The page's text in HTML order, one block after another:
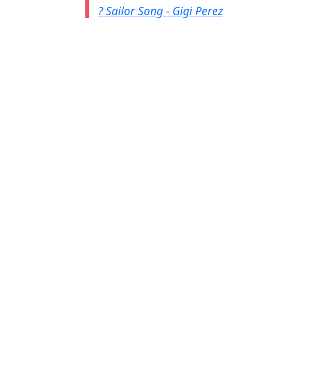
? Sailor Song - Gigi Perez